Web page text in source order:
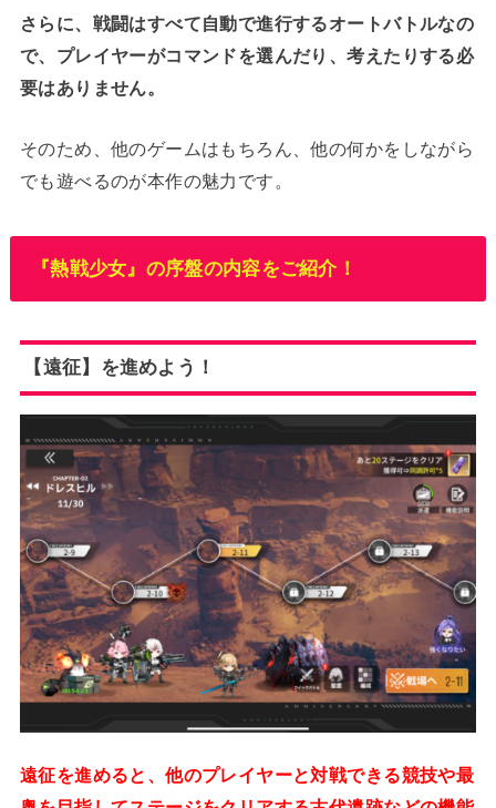
さらに、戦闘はすべて自動で進行するオートバトルなの
で、プレイヤーがコマンドを選んだり、考えたりする必
要はありません。
そのため、他のゲームはもちろん、他の何かをしながら
でも遊べるのが本作の魅力です。
『熱戦少女』の序盤の内容をご紹介！
【遠征】を進めよう！
遠征を進めると、他のプレイヤーと対戦できる競技や最